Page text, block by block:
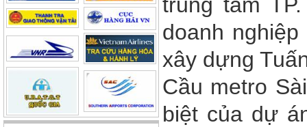
doanh
xây dựng
Cầu metro
biệt của dự